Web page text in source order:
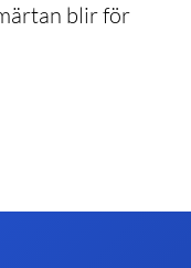
blir för